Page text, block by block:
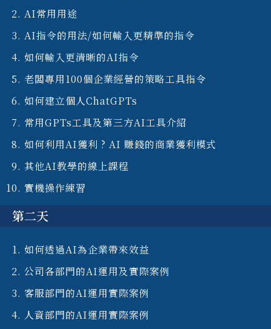
AI常用用途
AI指令的用法/如何輸入更精準的指令
如何輸入更清晰的AI指令
老闆專用100個企業經營的策略工具指令
如何建立個人ChatGPTs
常用GPTs工具及第三方AI工具介紹
如何利用AI獲利 ? AI 賺錢的商業獲利模式
其他AI教學的線上課程
實機操作練習
第二天
如何透過AI為企業帶來效益
公司各部門的AI運用及實際案例
客服部門的AI運用實際案例
人資部門的AI運用實際案例